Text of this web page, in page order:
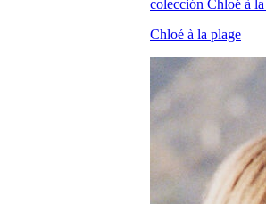
Chloé à la plage